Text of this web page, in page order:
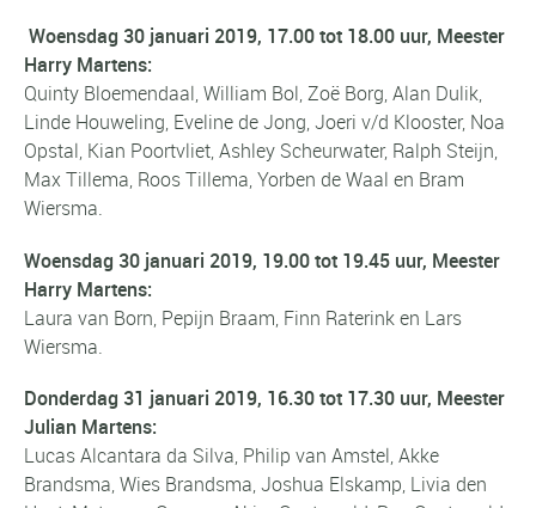
Woensdag 30 januari 2019, 17.00 tot 18.00 uur, Meester
Harry Martens:
Quinty Bloemendaal, William Bol, Zoë Borg, Alan Dulik,
Linde Houweling, Eveline de Jong, Joeri v/d Klooster, Noa
Opstal, Kian Poortvliet, Ashley Scheurwater, Ralph Steijn,
Max Tillema, Roos Tillema, Yorben de Waal en Bram
Wiersma.
Woensdag 30 januari 2019, 19.00 tot 19.45 uur, Meester
Harry Martens:
Laura van Born, Pepijn Braam, Finn Raterink en Lars
Wiersma.
Donderdag 31 januari 2019, 16.30 tot 17.30 uur, Meester
Julian Martens:
Lucas Alcantara da Silva, Philip van Amstel, Akke
Brandsma, Wies Brandsma, Joshua Elskamp, Livia den